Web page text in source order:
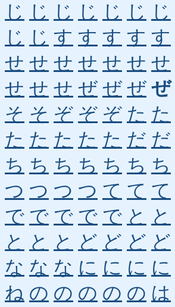
じ じ じ じ じ じ じ
じ じ す す す す す
せ せ せ せ せ せ せ
せ せ せ ぜ ぜ ぜ ぜ
そ そ ぞ ぞ ぞ た た
た た た た た だ だ
ち ち ち ち ち ち ち
つ つ つ つ て て て
で で で で で と と
と と と ど ど ど ど
な な な に に に に
ね の の の の の は